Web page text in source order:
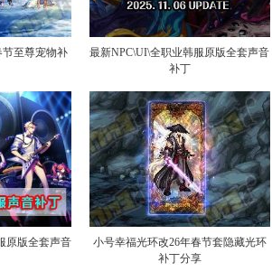
至尊宠物补
最新NPC\UI\全职业韩服原版全套声音
补丁
原版全套声音
小号幸福光环改26年春节套隐藏光环
补丁分享